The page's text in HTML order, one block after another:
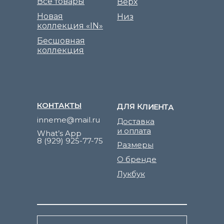
Доставка
и оплата
ДЛЯ КЛИЕНТА
Лукбук
Размеры
О бренде
КОНТАКТЫ
inneme@mail.ru
What’s App
8 (929) 925-77-75
Бесшовная
коллекция
Низ
Новая
коллекция «IN»